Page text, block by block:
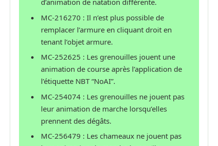
MC-216270 : Il n’est plus possible de
remplacer l’armure en cliquant droit en
tenant l’objet armure.
MC-252625 : Les grenouilles jouent une
animation de course après l’application de
l’étiquette NBT “NoAI”.
MC-254074 : Les grenouilles ne jouent pas
leur animation de marche lorsqu’elles
prennent des dégâts.
MC-256479 : Les chameaux ne jouent pas